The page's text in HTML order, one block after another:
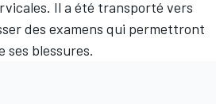
Il a été transporté vers
des examens qui permettront
ses blessures.